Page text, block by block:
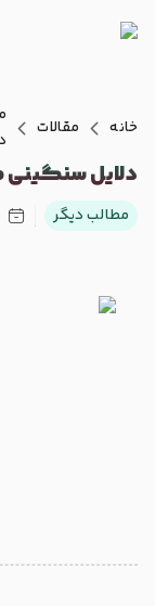
خانه مقالات
دلایل
مطالب دیگر